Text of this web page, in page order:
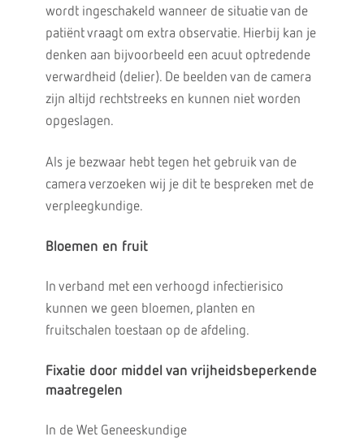
wordt ingeschakeld wanneer de situatie van de
patiënt vraagt om extra observatie. Hierbij kan je
denken aan bijvoorbeeld een acuut optredende
verwardheid (delier). De beelden van de camera
zijn altijd rechtstreeks en kunnen niet worden
opgeslagen.
Als je bezwaar hebt tegen het gebruik van de
camera verzoeken wij je dit te bespreken met de
verpleegkundige.
Bloemen en fruit
In verband met een verhoogd infectierisico
kunnen we geen bloemen, planten en
fruitschalen toestaan op de afdeling.
Fixatie door middel van vrijheidsbeperkende
maatregelen
In de Wet Geneeskundige